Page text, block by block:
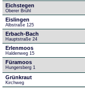
Eichstegen
Oberer Brühl
Eislingen
Albstraße 125
Erbach-Bach
Hauptstraße 24
Erlenmoos
Haldenweg 15
Füramoos
Hungersberg 1
Grünkraut
Kirchweg